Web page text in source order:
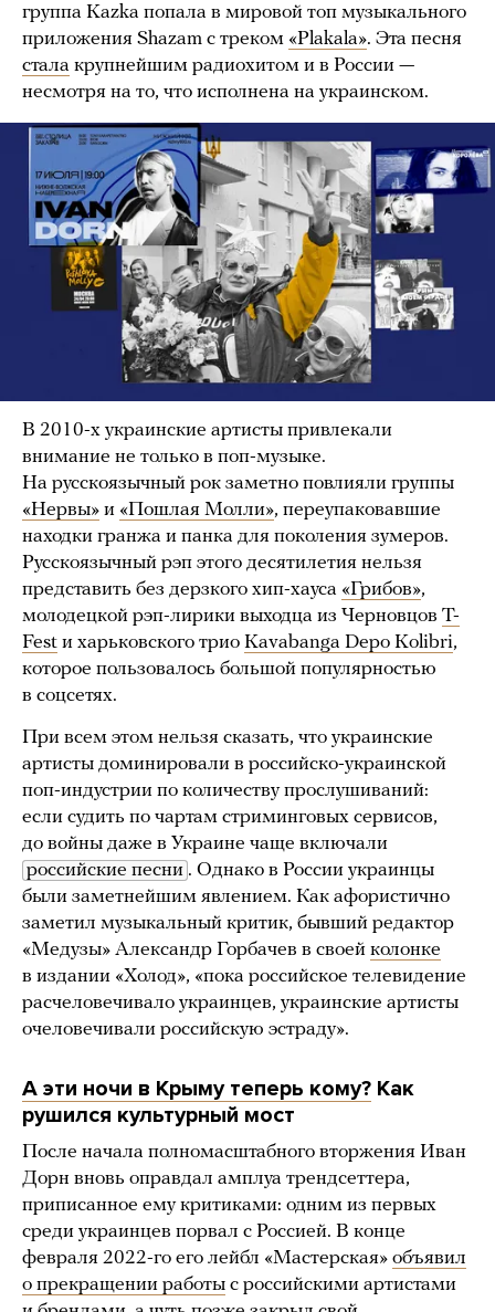
группа Kazka попала в мировой топ музыкального
приложения Shazam с треком «Plakala». Эта песня
стала крупнейшим радиохитом и в России —
несмотря на то, что исполнена на украинском.
В 2010-х украинские артисты привлекали
внимание не только в поп-музыке.
На русскоязычный рок заметно повлияли группы
«Нервы» и «Пошлая Молли», переупаковавшие
находки гранжа и панка для поколения зумеров.
Русскоязычный рэп этого десятилетия нельзя
представить без дерзкого хип-хауса «Грибов»,
молодецкой рэп-лирики выходца из Черновцов T-
Fest и харьковского трио Kavabanga Depo Kolibri,
которое пользовалось большой популярностью
в соцсетях.
При всем этом нельзя сказать, что украинские
артисты доминировали в российско-украинской
поп-индустрии по количеству прослушиваний:
если судить по чартам стриминговых сервисов,
до войны даже в Украине чаще включали
российские песни . Однако в России украинцы
были заметнейшим явлением. Как афористично
заметил музыкальный критик, бывший редактор
«Медузы» Александр Горбачев в своей колонке
в издании «Холод», «пока российское телевидение
расчеловечивало украинцев, украинские артисты
очеловечивали российскую эстраду».
А эти ночи в Крыму теперь кому? Как
рушился культурный мост
После начала полномасштабного вторжения Иван
Дорн вновь оправдал амплуа трендсеттера,
приписанное ему критиками: одним из первых
среди украинцев порвал с Россией. В конце
февраля 2022-го его лейбл «Мастерская» объявил
о прекращении работы с российскими артистами